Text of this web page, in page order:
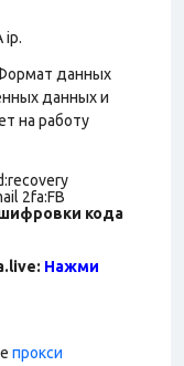
ip.
данных
данных и
на работу
2fa:FB
кода
Нажми
прокси